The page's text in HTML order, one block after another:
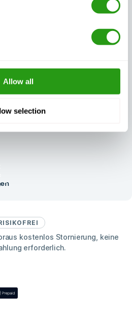
Allow all
selection
kostenlos Stornierung, keine
erforderlich.
Außergewöhnlicher